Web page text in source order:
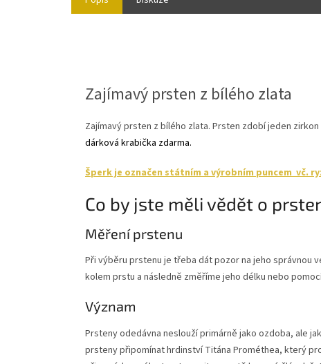
Zajímavý prsten z bílého zlata
Zajímavý prsten z bílého zlata. Prsten zdobí jeden
dárková krabička zdarma.
Šperk je označen státním a výrobním puncem vč.
Co by jste měli vědět o
Měření prstenu
Při výběru prstenu je třeba dát pozor na jeho správnou
kolem prstu a následně změříme jeho délku nebo
Význam
Prsteny odedávna neslouží primárně jako ozdoba, ale
prsteny připomínat hrdinství Titána Prométhea, který